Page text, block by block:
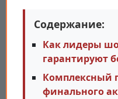
Содержание:
Как лидеры
гарантируют
Комплексный
финального